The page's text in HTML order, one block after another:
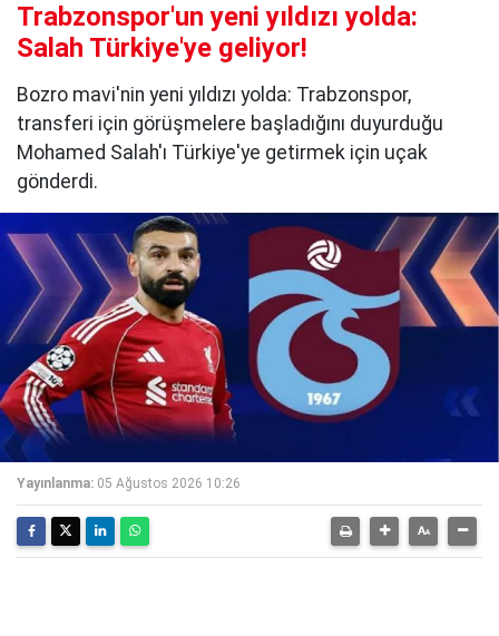
Trabzonspor'un yeni yıldızı yolda:
Salah Türkiye'ye geliyor!
Bozro mavi'nin yeni yıldızı yolda: Trabzonspor,
transferi için görüşmelere başladığını duyurduğu
Mohamed Salah'ı Türkiye'ye getirmek için uçak
gönderdi.
Yayınlanma: 05 Ağustos 2026 10:26